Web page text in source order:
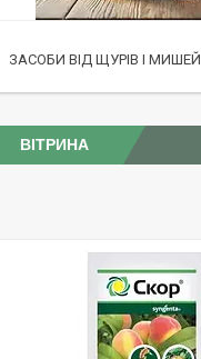
ЗАСОБИ ВІД ЩУРІВ І МИШЕЙ
ВІТРИНА